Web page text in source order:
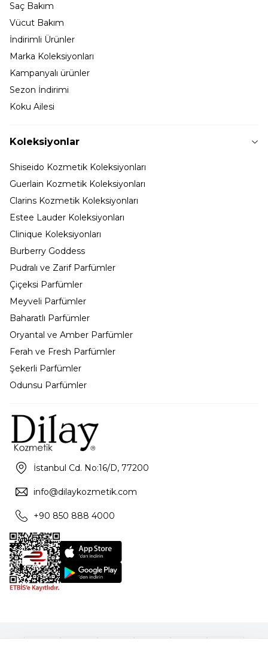
Saç Bakım
Vücut Bakım
İndirimli Ürünler
Marka Koleksiyonları
Kampanyalı ürünler
Sezon İndirimi
Koku Ailesi
Koleksiyonlar
Shiseido Kozmetik Koleksiyonları
Guerlain Kozmetik Koleksiyonları
Clarins Kozmetik Koleksiyonları
Estee Lauder Koleksiyonları
Clinique Koleksiyonları
Burberry Goddess
Pudralı ve Zarif Parfümler
Çiçeksi Parfümler
Meyveli Parfümler
Baharatlı Parfümler
Oryantal ve Amber Parfümler
Ferah ve Fresh Parfümler
Şekerli Parfümler
Odunsu Parfümler
İstanbul Cd. No:16/D, 77200
info@dilaykozmetik.com
+90 850 888 4000